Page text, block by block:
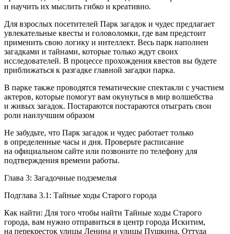
и научить их мыслить гибко и креативно.
Для взрослых посетителей Парк загадок и чудес предлагает
увлекательные квесты и головоломки, где вам предстоит
применить свою логику и интеллект. Весь парк наполнен
загадками и тайнами, которые только ждут своих
исследователей. В процессе прохождения квестов вы будете
приближаться к разгадке главной загадки парка.
В парке также проводятся тематические спектакли с участием
актеров, которые помогут вам окунуться в мир волшебства
и живых загадок. Постараются постараются отыграть свои
роли наилучшим образом
Не забудьте, что Парк загадок и чудес работает только
в определенные часы и дня. Проверьте расписание
на официальном сайте или позвоните по телефону для
подтверждения времени работы.
Глава 3: Загадочные подземелья
Подглава 3.1: Тайные ходы Старого города
Как найти: Для того чтобы найти Тайные ходы Старого
города, вам нужно отправиться в центр города Искитим,
на перекресток улицы Ленина и улицы Пушкина. Оттуда